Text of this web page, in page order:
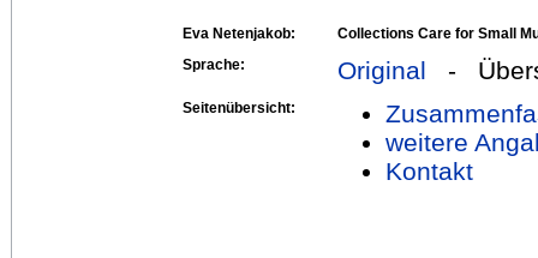
Eva Netenjakob:
Collections Care for Small
Sprache:
Original -
Seitenübersicht:
weitere
Kontakt